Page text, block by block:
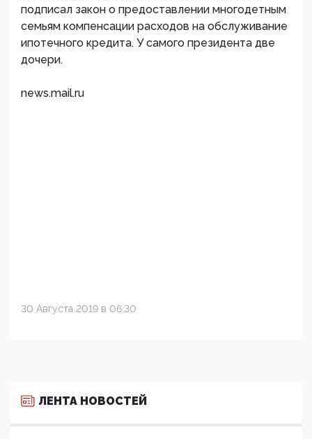
подписал закон о предоставлении многодетным
семьям компенсации расходов на обслуживание
ипотечного кредита. У самого президента две
дочери.
news.mail.ru
30 Августа 2019 в 06:30
ЛЕНТА НОВОСТЕЙ